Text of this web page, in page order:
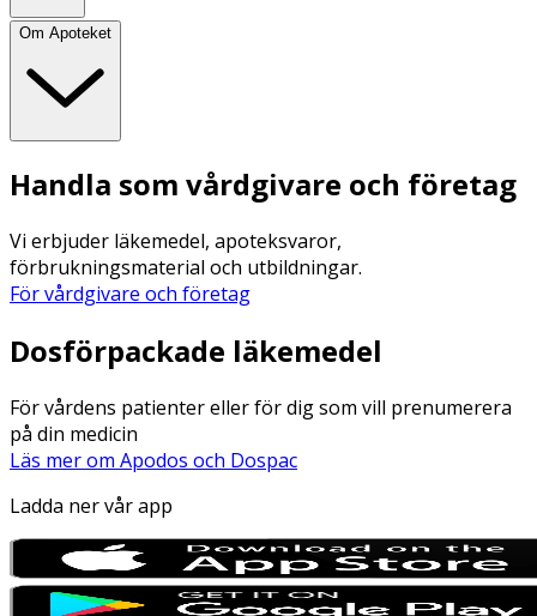
Om Apoteket
Handla som vårdgivare och företag
Vi erbjuder läkemedel, apoteksvaror,
förbrukningsmaterial och utbildningar.
För vårdgivare och företag
Dosförpackade läkemedel
För vårdens patienter eller för dig som vill prenumerera
på din medicin
Läs mer om Apodos och Dospac
Ladda ner vår app